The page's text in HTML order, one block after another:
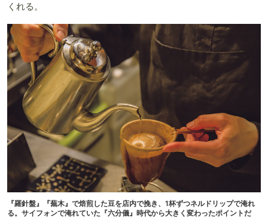
くれる。
『羅針盤』『蕪木』で焙煎した豆を店内で挽き、1杯ずつネルドリップで淹れ
る。サイフォンで淹れていた『六分儀』時代から大きく変わったポイントだ